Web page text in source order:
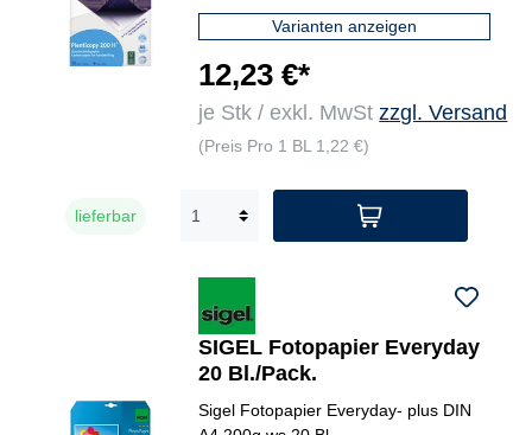
Varianten anzeigen
12,23 €*
je Stk / exkl. MwStzzgl. Versand
(Preis Pro 1 BL 1,22 €)
lieferbar
SIGEL Fotopapier Everyday
20 Bl./Pack.
Sigel Fotopapier Everyday- plus DIN